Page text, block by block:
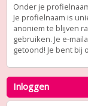
Onder je
Je profielnaam is
anoniem te blijven
gebruiken. Je e-
getoond! Je bent bij
Inloggen